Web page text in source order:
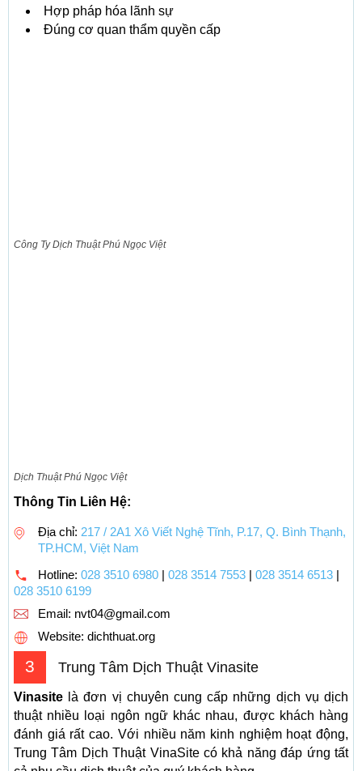
Hợp pháp hóa lãnh sự
Đúng cơ quan thẩm quyền cấp
Công Ty Dịch Thuật Phú Ngọc Việt
Dịch Thuật Phú Ngọc Việt
Thông Tin Liên Hệ:
Địa chỉ: 217 / 2A1 Xô Viết Nghệ Tĩnh, P.17, Q. Bình Thạnh,
TP.HCM, Việt Nam
Hotline: 028 3510 6980 | 028 3514 7553 | 028 3514 6513 |
028 3510 6199
Email: nvt04@gmail.com
Website: dichthuat.org
3 Trung Tâm Dịch Thuật Vinasite
Vinasite là đơn vị chuyên cung cấp những dịch vụ dịch
thuật nhiều loại ngôn ngữ khác nhau, được khách hàng
đánh giá rất cao. Với nhiều năm kinh nghiệm hoạt động,
Trung Tâm Dịch Thuật VinaSite có khả năng đáp ứng tất